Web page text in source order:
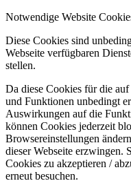
Notwendige Website
Diese Cookies sind
Webseite verfügbaren
stellen.
Da diese Cookies für die
und Funktionen unbedingt
Auswirkungen auf die
können Cookies jederzeit
Browsereinstellungen
dieser Webseite erzwingen.
Cookies zu akzeptieren /
erneut besuchen.